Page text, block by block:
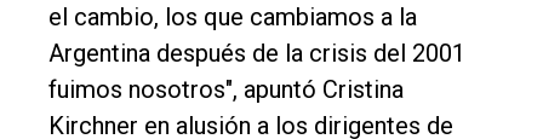
Nosotros
Contacto
el cambio, los que cambiamos a la
Argentina después de la crisis del 2001
fuimos nosotros", apuntó Cristina
Kirchner en alusión a los dirigentes de